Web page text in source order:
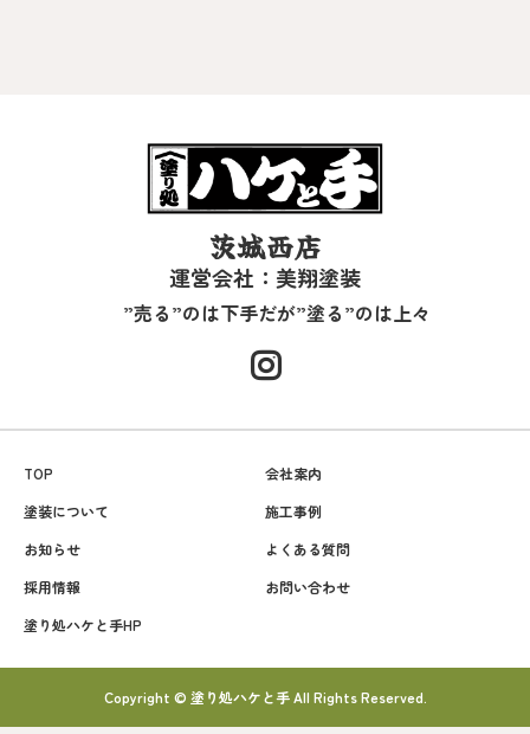
茨城西店
運営会社：美翔塗装
”売る”のは下手だが”塗る”のは上々
TOP
会社案内
塗装について
施工事例
お知らせ
よくある質問
採用情報
お問い合わせ
塗り処ハケと手HP
Copyright © 塗り処ハケと手 All Rights Reserved.